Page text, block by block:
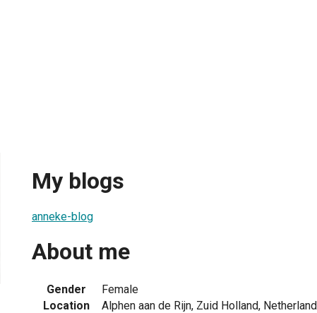
My blogs
anneke-blog
About me
Gender
Female
Location
Alphen aan de Rijn, Zuid Holland,